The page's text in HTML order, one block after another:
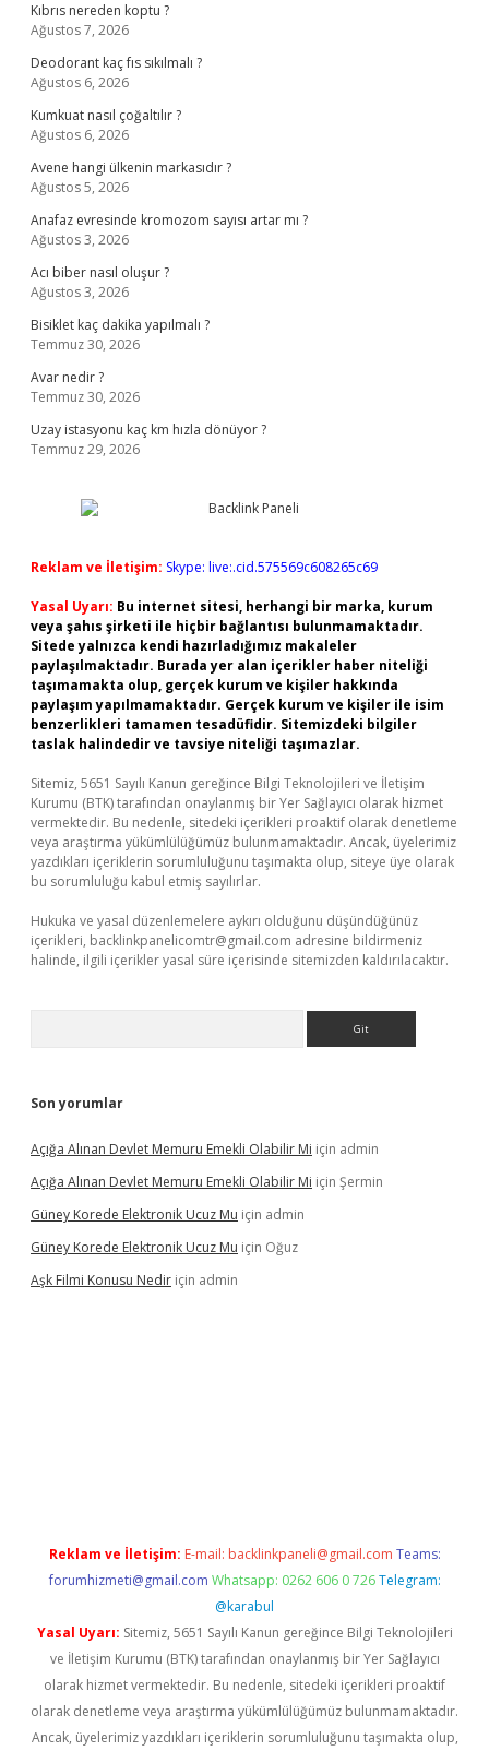
Kıbrıs nereden koptu ?
Ağustos 7, 2026
Deodorant kaç fıs sıkılmalı ?
Ağustos 6, 2026
Kumkuat nasıl çoğaltılır ?
Ağustos 6, 2026
Avene hangi ülkenin markasıdır ?
Ağustos 5, 2026
Anafaz evresinde kromozom sayısı artar mı ?
Ağustos 3, 2026
Acı biber nasıl oluşur ?
Ağustos 3, 2026
Bisiklet kaç dakika yapılmalı ?
Temmuz 30, 2026
Avar nedir ?
Temmuz 30, 2026
Uzay istasyonu kaç km hızla dönüyor ?
Temmuz 29, 2026
Reklam ve İletişim: Skype: live:.cid.575569c608265c69
Yasal Uyarı: Bu internet sitesi, herhangi bir marka, kurum
veya şahıs şirketi ile hiçbir bağlantısı bulunmamaktadır.
Sitede yalnızca kendi hazırladığımız makaleler
paylaşılmaktadır. Burada yer alan içerikler haber niteliği
taşımamakta olup, gerçek kurum ve kişiler hakkında
paylaşım yapılmamaktadır. Gerçek kurum ve kişiler ile isim
benzerlikleri tamamen tesadüfidir. Sitemizdeki bilgiler
taslak halindedir ve tavsiye niteliği taşımazlar.
Sitemiz, 5651 Sayılı Kanun gereğince Bilgi Teknolojileri ve İletişim
Kurumu (BTK) tarafından onaylanmış bir Yer Sağlayıcı olarak hizmet
vermektedir. Bu nedenle, sitedeki içerikleri proaktif olarak denetleme
veya araştırma yükümlülüğümüz bulunmamaktadır. Ancak, üyelerimiz
yazdıkları içeriklerin sorumluluğunu taşımakta olup, siteye üye olarak
bu sorumluluğu kabul etmiş sayılırlar.
Hukuka ve yasal düzenlemelere aykırı olduğunu düşündüğünüz
içerikleri, backlinkpanelicomtr@gmail.com adresine bildirmeniz
halinde, ilgili içerikler yasal süre içerisinde sitemizden kaldırılacaktır.
Son yorumlar
Açığa Alınan Devlet Memuru Emekli Olabilir Mi için admin
Açığa Alınan Devlet Memuru Emekli Olabilir Mi için Şermin
Güney Korede Elektronik Ucuz Mu için admin
Güney Korede Elektronik Ucuz Mu için Oğuz
Aşk Filmi Konusu Nedir için admin
Reklam ve İletişim: E-mail: backlinkpaneli@gmail.com Teams:
forumhizmeti@gmail.com Whatsapp: 0262 606 0 726 Telegram:
@karabul
Yasal Uyarı: Sitemiz, 5651 Sayılı Kanun gereğince Bilgi Teknolojileri
ve İletişim Kurumu (BTK) tarafından onaylanmış bir Yer Sağlayıcı
olarak hizmet vermektedir. Bu nedenle, sitedeki içerikleri proaktif
olarak denetleme veya araştırma yükümlülüğümüz bulunmamaktadır.
Ancak, üyelerimiz yazdıkları içeriklerin sorumluluğunu taşımakta olup,